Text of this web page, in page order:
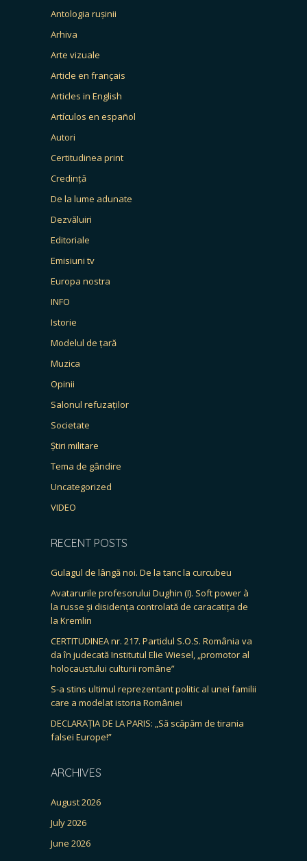
Antologia rușinii
Arhiva
Arte vizuale
Article en français
Articles in English
Artículos en español
Autori
Certitudinea print
Credință
De la lume adunate
Dezvăluiri
Editoriale
Emisiuni tv
Europa nostra
INFO
Istorie
Modelul de țară
Muzica
Opinii
Salonul refuzaților
Societate
Știri militare
Tema de gândire
Uncategorized
VIDEO
RECENT POSTS
Gulagul de lângă noi. De la tanc la curcubeu
Avatarurile profesorului Dughin (I). Soft power à
la russe și disidența controlată de caracatița de
la Kremlin
CERTITUDINEA nr. 217. Partidul S.O.S. România va
da în judecată Institutul Elie Wiesel, „promotor al
holocaustului culturii române”
S-a stins ultimul reprezentant politic al unei familii
care a modelat istoria României
DECLARAȚIA DE LA PARIS: „Să scăpăm de tirania
falsei Europe!”
ARCHIVES
August 2026
July 2026
June 2026